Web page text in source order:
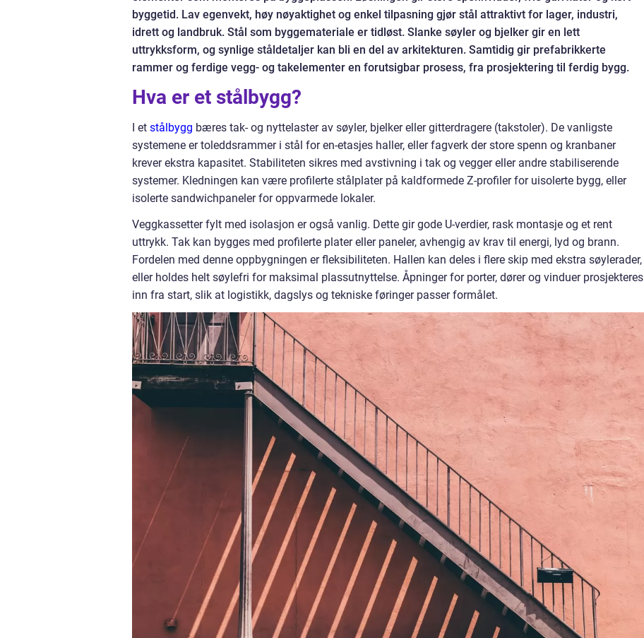
byggetid. Lav egenvekt, høy nøyaktighet og enkel tilpasning gjør stål attraktivt for lager, industri,
idrett og landbruk. Stål som byggemateriale er tidløst. Slanke søyler og bjelker gir en lett
uttrykksform, og synlige ståldetaljer kan bli en del av arkitekturen. Samtidig gir prefabrikkerte
rammer og ferdige vegg- og takelementer en forutsigbar prosess, fra prosjektering til ferdig bygg.
Hva er et stålbygg?
I et stålbygg bæres tak- og nyttelaster av søyler, bjelker eller gitterdragere (takstoler). De vanligste
systemene er toleddsrammer i stål for en-etasjes haller, eller fagverk der store spenn og kranbaner
krever ekstra kapasitet. Stabiliteten sikres med avstivning i tak og vegger eller andre stabiliserende
systemer. Kledningen kan være profilerte stålplater på kaldformede Z-profiler for uisolerte bygg, eller
isolerte sandwichpaneler for oppvarmede lokaler.
Veggkassetter fylt med isolasjon er også vanlig. Dette gir gode U-verdier, rask montasje og et rent
uttrykk. Tak kan bygges med profilerte plater eller paneler, avhengig av krav til energi, lyd og brann.
Fordelen med denne oppbygningen er fleksibiliteten. Hallen kan deles i flere skip med ekstra søylerader,
eller holdes helt søylefri for maksimal plassutnyttelse. Åpninger for porter, dører og vinduer prosjekteres
inn fra start, slik at logistikk, dagslys og tekniske føringer passer formålet.